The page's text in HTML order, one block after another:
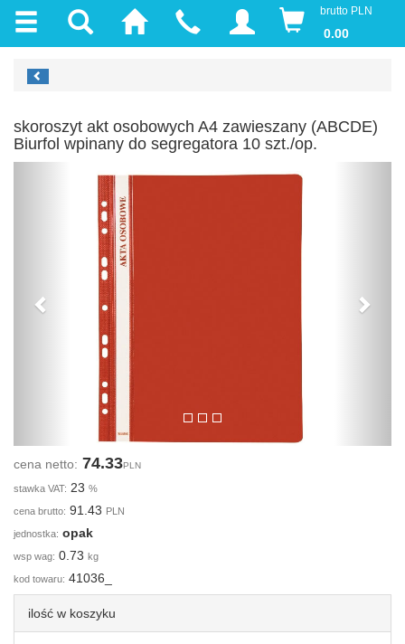
brutto PLN
0.00
skoroszyt akt osobowych A4 zawieszany (ABCDE)
Biurfol wpinany do segregatora 10 szt./op.
Previous
cena netto: 74.33PLN
stawka VAT: 23 %
cena brutto: 91.43 PLN
jednostka: opak
wsp wag: 0.73 kg
kod towaru: 41036_
ilość w koszyku